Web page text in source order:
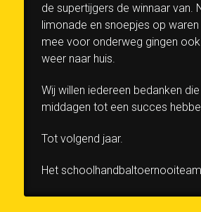
de supertijgers de winnaar van.
limonade en snoepjes op
mee voor onderweg gingen
weer naar huis.
Wij willen iedereen bedanken
middagen tot een succes
Tot volgend jaar.
Het schoolhandbaltoernooiteam